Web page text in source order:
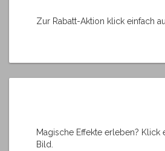
Zur Rabatt-Aktion klick einfach
Magische Effekte erleben? Klick
Bild.